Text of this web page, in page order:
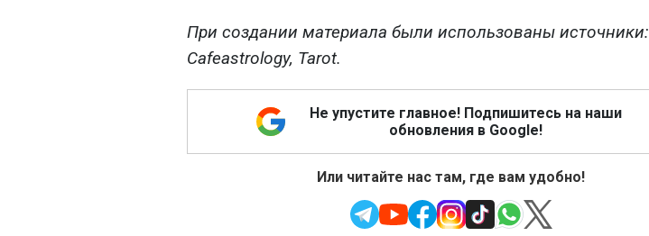
При создании материала были использованы источники:
Cafeastrology, Tarot.
Не упустите главное! Подпишитесь на наши
обновления в Google!
Или читайте нас там, где вам удобно!